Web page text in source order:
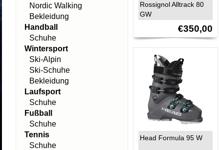
Rossignol Alltrack 80
GW
€350,00
Head Formula 95 W
Nordic Walking
Bekleidung
Handball
Schuhe
Wintersport
Ski-Alpin
Ski-Schuhe
Bekleidung
Laufsport
Schuhe
Fußball
Schuhe
Tennis
Schuhe